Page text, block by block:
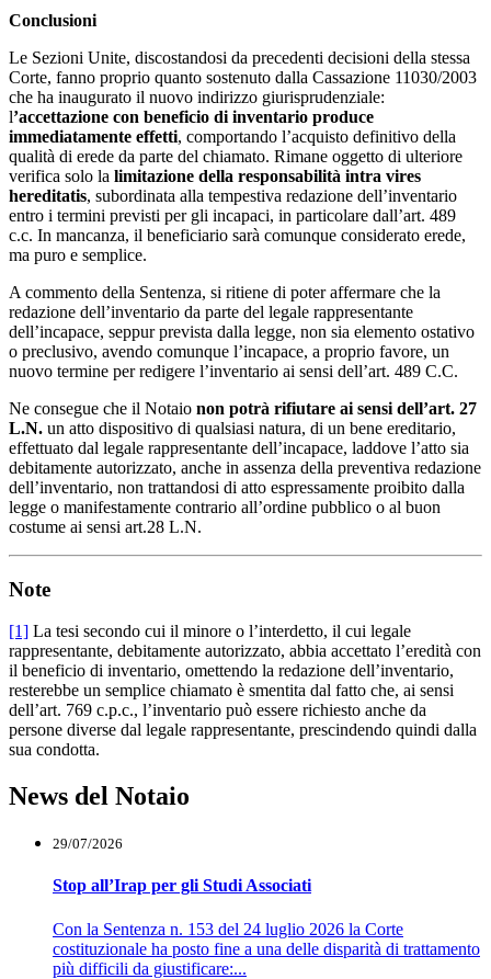
Conclusioni
Le Sezioni Unite, discostandosi da precedenti decisioni della stessa
Corte, fanno proprio quanto sostenuto dalla Cassazione 11030/2003
che ha inaugurato il nuovo indirizzo giurisprudenziale:
l’accettazione con beneficio di inventario produce
immediatamente effetti, comportando l’acquisto definitivo della
qualità di erede da parte del chiamato. Rimane oggetto di ulteriore
verifica solo la limitazione della responsabilità intra vires
hereditatis, subordinata alla tempestiva redazione dell’inventario
entro i termini previsti per gli incapaci, in particolare dall’art. 489
c.c. In mancanza, il beneficiario sarà comunque considerato erede,
ma puro e semplice.
A commento della Sentenza, si ritiene di poter affermare che la
redazione dell’inventario da parte del legale rappresentante
dell’incapace, seppur prevista dalla legge, non sia elemento ostativo
o preclusivo, avendo comunque l’incapace, a proprio favore, un
nuovo termine per redigere l’inventario ai sensi dell’art. 489 C.C.
Ne consegue che il Notaio non potrà rifiutare ai sensi dell’art. 27
L.N. un atto dispositivo di qualsiasi natura, di un bene ereditario,
effettuato dal legale rappresentante dell’incapace, laddove l’atto sia
debitamente autorizzato, anche in assenza della preventiva redazione
dell’inventario, non trattandosi di atto espressamente proibito dalla
legge o manifestamente contrario all’ordine pubblico o al buon
costume ai sensi art.28 L.N.
Note
[1] La tesi secondo cui il minore o l’interdetto, il cui legale
rappresentante, debitamente autorizzato, abbia accettato l’eredità con
il beneficio di inventario, omettendo la redazione dell’inventario,
resterebbe un semplice chiamato è smentita dal fatto che, ai sensi
dell’art. 769 c.p.c., l’inventario può essere richiesto anche da
persone diverse dal legale rappresentante, prescindendo quindi dalla
sua condotta.
News del Notaio
29/07/2026
Stop all’Irap per gli Studi Associati
Con la Sentenza n. 153 del 24 luglio 2026 la Corte
costituzionale ha posto fine a una delle disparità di trattamento
più difficili da giustificare:...